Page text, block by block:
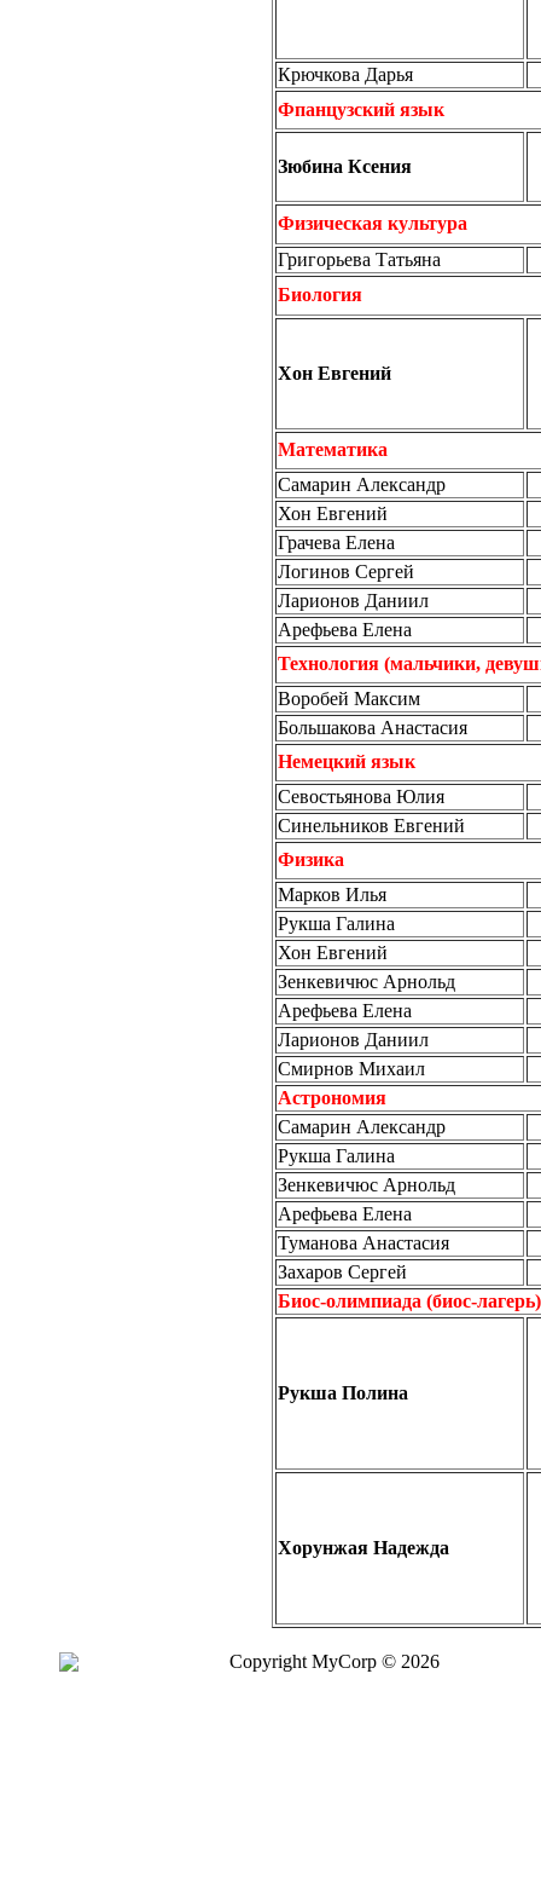
Крючкова Дарья
Фпанцузский язык
Зюбина Ксения
Физическая культура
Григорьева Татьяна
Биология
Хон Евгений
Математика
Самарин Александр
Хон Евгений
Грачева Елена
Логинов Сергей
Ларионов Даниил
Арефьева Елена
Технология (мальчики,
Воробей Максим
Большакова Анастасия
Немецкий язык
Севостьянова Юлия
Синельников Евгений
Физика
Марков Илья
Рукша Галина
Хон Евгений
Зенкевичюс Арнольд
Арефьева Елена
Ларионов Даниил
Смирнов Михаил
Астрономия
Самарин Александр
Рукша Галина
Зенкевичюс Арнольд
Арефьева Елена
Туманова Анастасия
Захаров Сергей
Биос-олимпиада (биос-лагерь)
Рукша Полина
Хорунжая Надежда
Copyright MyCorp © 2026